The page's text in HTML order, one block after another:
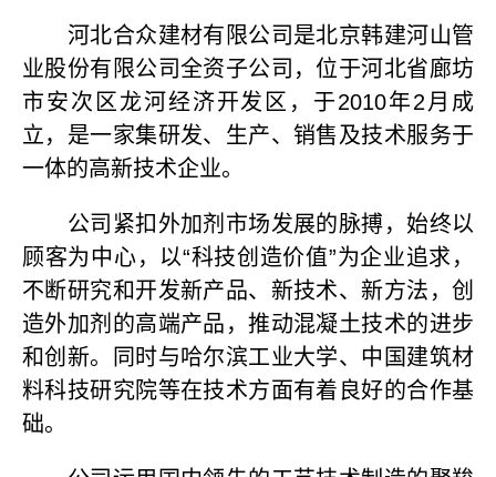
河北合众建材有限公司是北京韩建河山管
业股份有限公司全资子公司，位于河北省廊坊
市安次区龙河经济开发区，于2010年2月成
立，是一家集研发、生产、销售及技术服务于
一体的高新技术企业。
公司紧扣外加剂市场发展的脉搏，始终以
顾客为中心，以“科技创造价值”为企业追求，
不断研究和开发新产品、新技术、新方法，创
造外加剂的高端产品，推动混凝土技术的进步
和创新。同时与哈尔滨工业大学、中国建筑材
料科技研究院等在技术方面有着良好的合作基
础。